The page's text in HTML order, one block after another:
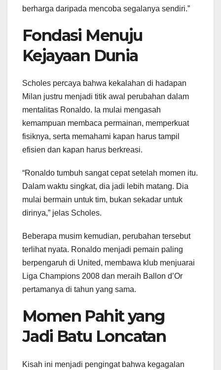
berharga daripada mencoba segalanya sendiri.”
Fondasi Menuju
Kejayaan Dunia
Scholes percaya bahwa kekalahan di hadapan
Milan justru menjadi titik awal perubahan dalam
mentalitas Ronaldo. Ia mulai mengasah
kemampuan membaca permainan, memperkuat
fisiknya, serta memahami kapan harus tampil
efisien dan kapan harus berkreasi.
“Ronaldo tumbuh sangat cepat setelah momen itu.
Dalam waktu singkat, dia jadi lebih matang. Dia
mulai bermain untuk tim, bukan sekadar untuk
dirinya,” jelas Scholes.
Beberapa musim kemudian, perubahan tersebut
terlihat nyata. Ronaldo menjadi pemain paling
berpengaruh di United, membawa klub menjuarai
Liga Champions 2008 dan meraih Ballon d’Or
pertamanya di tahun yang sama.
Momen Pahit yang
Jadi Batu Loncatan
Kisah ini menjadi pengingat bahwa kegagalan